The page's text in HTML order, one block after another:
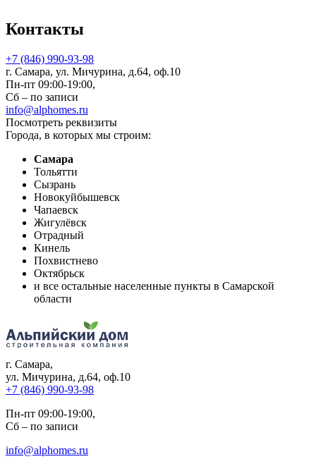
Контакты
+7 (846) 990-93-98
г. Самара, ул. Мичурина, д.64, оф.10
Пн-пт 09:00-19:00,
Сб – по записи
info@alphomes.ru
Посмотреть реквизиты
Города, в которых мы строим:
Самара
Тольятти
Сызрань
Новокуйбышевск
Чапаевск
Жигулёвск
Отрадный
Кинель
Похвистнево
Октябрьск
и все остальные населенные пункты в Самарской
области
г. Самара,
ул. Мичурина, д.64, оф.10
+7 (846) 990-93-98
Пн-пт 09:00-19:00,
Сб – по записи
info@alphomes.ru